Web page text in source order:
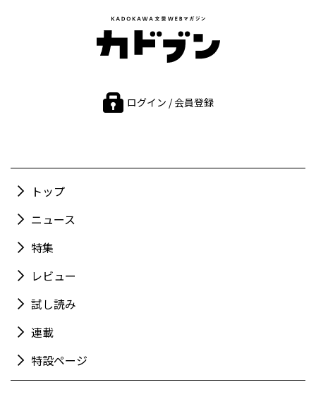
ログイン / 会員登録
トップ
ニュース
特集
レビュー
試し読み
連載
特設ページ